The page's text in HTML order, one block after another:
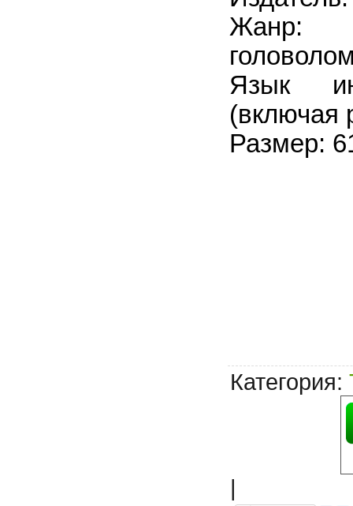
Жанр:
Язык
(включая
Размер:
Категория:
|